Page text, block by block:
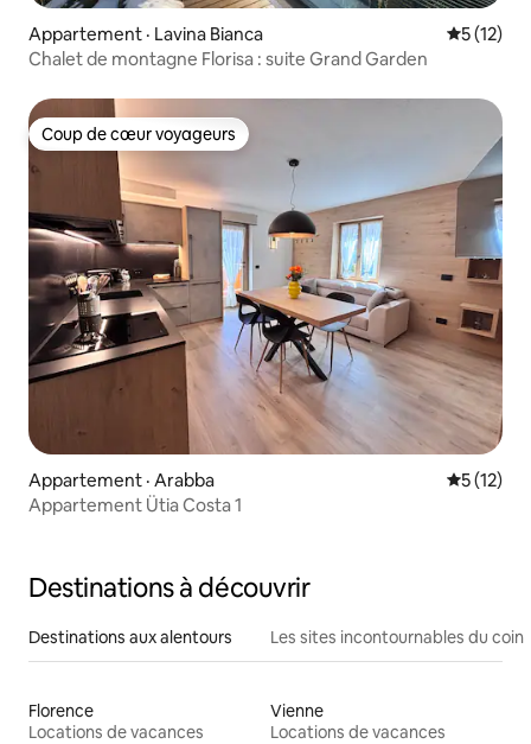
Appartement · Lavina Bianca Note
5 (12)
Chalet de montagne Florisa : suite Grand Garden
Coup de cœur voyageurs
Coup de cœur voyageurs
Appartement · Arabba Note
5 (12)
Appartement Ütia Costa 1
Destinations à découvrir
Destinations aux alentours Les sites incontournables du coin
Florence
Locations de vacances
Vienne
Locations de vacances